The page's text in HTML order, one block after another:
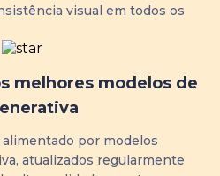
visual em todos os
melhores modelos de
por modelos
atualizados regularmente